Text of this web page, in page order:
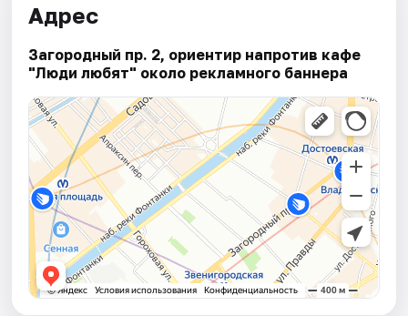
Адрес
Загородный пр. 2, ориентир напротив кафе
"Люди любят" около рекламного баннера